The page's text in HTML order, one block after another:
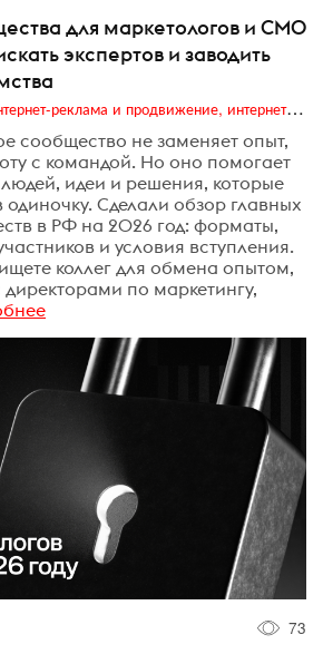
для маркетологов и CMO
экспертов и заводить
Digital (web-дизайн, интернет-реклама и продвижение, интернет-сообщества и блоги, интернет-коммуникации, мобильный маркетинг, реклама на цифровых экранах)
сообщество не заменяет опыт,
с командой. Но оно помогает
идеи и решения, которые
одиночку. Сделали обзор главных
в РФ на 2026 год: форматы,
и условия вступления.
коллег для обмена опытом,
директорами по маркетингу,
73